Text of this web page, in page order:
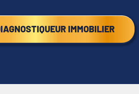
IMMOBILIER